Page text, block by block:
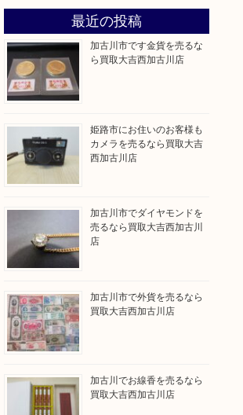
最近の投稿
加古川市です金貨を売るな
ら買取大吉西加古川店
姫路市にお住いのお客様も
カメラを売るなら買取大吉
西加古川店
加古川市でダイヤモンドを
売るなら買取大吉西加古川
店
加古川市で外貨を売るなら
買取大吉西加古川店
加古川でお線香を売るなら
買取大吉西加古川店